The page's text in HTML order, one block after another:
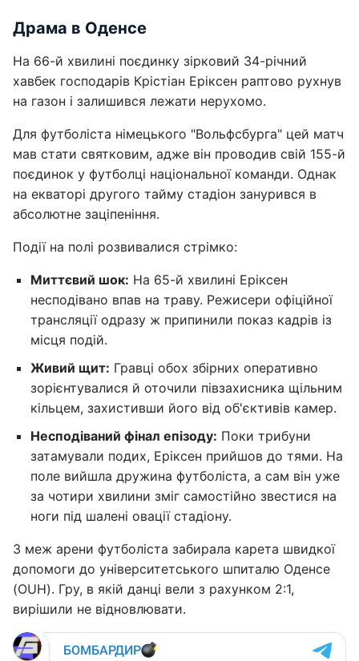
Драма в Оденсе
На 66-й хвилині поєдинку зірковий 34-річний
хавбек господарів Крістіан Еріксен раптово рухнув
на газон і залишився лежати нерухомо.
Для футболіста німецького "Вольфсбурга" цей матч
мав стати святковим, адже він проводив свій 155-й
поєдинок у футболці національної команди. Однак
на екваторі другого тайму стадіон занурився в
абсолютне заціпеніння.
Події на полі розвивалися стрімко:
Миттєвий шок: На 65-й хвилині Еріксен
несподівано впав на траву. Режисери офіційної
трансляції одразу ж припинили показ кадрів із
місця подій.
Живий щит: Гравці обох збірних оперативно
зорієнтувалися й оточили півзахисника щільним
кільцем, захистивши його від об'єктивів камер.
Несподіваний фінал епізоду: Поки трибуни
затамували подих, Еріксен прийшов до тями. На
поле вийшла дружина футболіста, а сам він уже
за чотири хвилини зміг самостійно звестися на
ноги під шалені овації стадіону.
З меж арени футболіста забирала карета швидкої
допомоги до університетського шпиталю Оденсе
(OUH). Гру, в якій данці вели з рахунком 2:1,
вирішили не відновлювати.